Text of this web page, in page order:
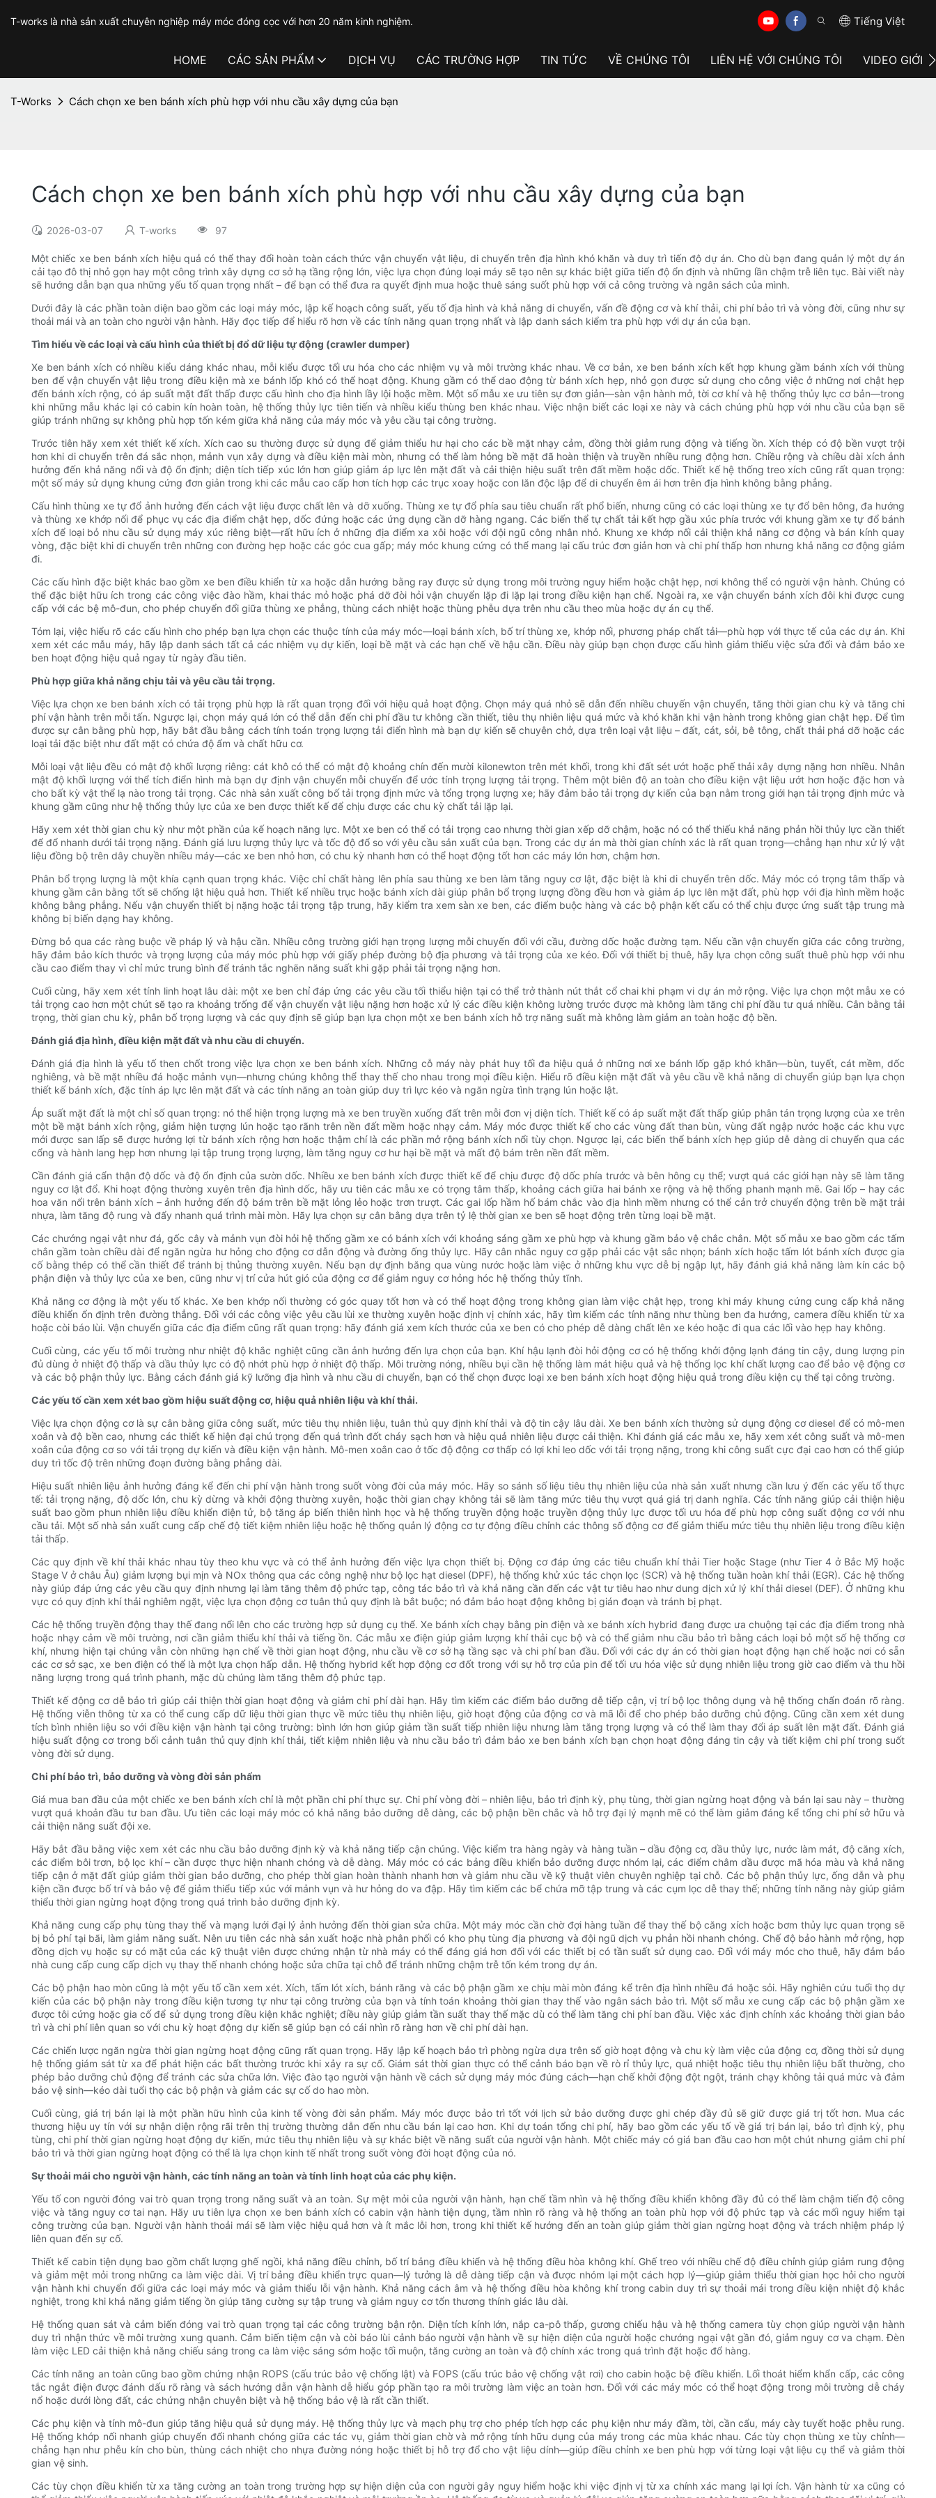
T-works là nhà sản xuất chuyên nghiệp máy móc đóng cọc với hơn 20 năm kinh nghiệm. Tiếng Việt
HOME CÁC SẢN PHẨM DỊCH VỤ CÁC TRƯỜNG HỢP TIN TỨC VỀ CHÚNG TÔI LIÊN HỆ VỚI CHÚNG TÔI VIDEO GIỚI
T-Works Cách chọn xe ben bánh xích phù hợp với nhu cầu xây dựng của bạn
Cách chọn xe ben bánh xích phù hợp với nhu cầu xây dựng của bạn
2026-03-07 T-works 97
Một chiếc xe ben bánh xích hiệu quả có thể thay đổi hoàn toàn cách thức vận chuyển vật liệu, di chuyển trên địa hình khó khăn và duy trì tiến độ dự án. Cho dù bạn đang quản lý một dự án
cải tạo đô thị nhỏ gọn hay một công trình xây dựng cơ sở hạ tầng rộng lớn, việc lựa chọn đúng loại máy sẽ tạo nên sự khác biệt giữa tiến độ ổn định và những lần chậm trễ liên tục. Bài viết này
sẽ hướng dẫn bạn qua những yếu tố quan trọng nhất – để bạn có thể đưa ra quyết định mua hoặc thuê sáng suốt phù hợp với cả công trường và ngân sách của mình.
Dưới đây là các phần toàn diện bao gồm các loại máy móc, lập kế hoạch công suất, yếu tố địa hình và khả năng di chuyển, vấn đề động cơ và khí thải, chi phí bảo trì và vòng đời, cũng như sự
thoải mái và an toàn cho người vận hành. Hãy đọc tiếp để hiểu rõ hơn về các tính năng quan trọng nhất và lập danh sách kiểm tra phù hợp với dự án của bạn.
Tìm hiểu về các loại và cấu hình của thiết bị đổ dữ liệu tự động (crawler dumper)
Xe ben bánh xích có nhiều kiểu dáng khác nhau, mỗi kiểu được tối ưu hóa cho các nhiệm vụ và môi trường khác nhau. Về cơ bản, xe ben bánh xích kết hợp khung gầm bánh xích với thùng
ben để vận chuyển vật liệu trong điều kiện mà xe bánh lốp khó có thể hoạt động. Khung gầm có thể dao động từ bánh xích hẹp, nhỏ gọn được sử dụng cho công việc ở những nơi chật hẹp
đến bánh xích rộng, có áp suất mặt đất thấp được cấu hình cho địa hình lầy lội hoặc mềm. Một số mẫu xe ưu tiên sự đơn giản—sàn vận hành mở, tời cơ khí và hệ thống thủy lực cơ bản—trong
khi những mẫu khác lại có cabin kín hoàn toàn, hệ thống thủy lực tiên tiến và nhiều kiểu thùng ben khác nhau. Việc nhận biết các loại xe này và cách chúng phù hợp với nhu cầu của bạn sẽ
giúp tránh những sự không phù hợp tốn kém giữa khả năng của máy móc và yêu cầu tại công trường.
Trước tiên hãy xem xét thiết kế xích. Xích cao su thường được sử dụng để giảm thiểu hư hại cho các bề mặt nhạy cảm, đồng thời giảm rung động và tiếng ồn. Xích thép có độ bền vượt trội
hơn khi di chuyển trên đá sắc nhọn, mảnh vụn xây dựng và điều kiện mài mòn, nhưng có thể làm hỏng bề mặt đã hoàn thiện và truyền nhiều rung động hơn. Chiều rộng và chiều dài xích ảnh
hưởng đến khả năng nổi và độ ổn định; diện tích tiếp xúc lớn hơn giúp giảm áp lực lên mặt đất và cải thiện hiệu suất trên đất mềm hoặc dốc. Thiết kế hệ thống treo xích cũng rất quan trọng:
một số máy sử dụng khung cứng đơn giản trong khi các mẫu cao cấp hơn tích hợp các trục xoay hoặc con lăn độc lập để di chuyển êm ái hơn trên địa hình không bằng phẳng.
Cấu hình thùng xe tự đổ ảnh hưởng đến cách vật liệu được chất lên và dỡ xuống. Thùng xe tự đổ phía sau tiêu chuẩn rất phổ biến, nhưng cũng có các loại thùng xe tự đổ bên hông, đa hướng
và thùng xe khớp nối để phục vụ các địa điểm chật hẹp, dốc đứng hoặc các ứng dụng cần dỡ hàng ngang. Các biến thể tự chất tải kết hợp gầu xúc phía trước với khung gầm xe tự đổ bánh
xích để loại bỏ nhu cầu sử dụng máy xúc riêng biệt—rất hữu ích ở những địa điểm xa xôi hoặc với đội ngũ công nhân nhỏ. Khung xe khớp nối cải thiện khả năng cơ động và bán kính quay
vòng, đặc biệt khi di chuyển trên những con đường hẹp hoặc các góc cua gấp; máy móc khung cứng có thể mang lại cấu trúc đơn giản hơn và chi phí thấp hơn nhưng khả năng cơ động giảm
đi.
Các cấu hình đặc biệt khác bao gồm xe ben điều khiển từ xa hoặc dẫn hướng bằng ray được sử dụng trong môi trường nguy hiểm hoặc chật hẹp, nơi không thể có người vận hành. Chúng có
thể đặc biệt hữu ích trong các công việc đào hầm, khai thác mỏ hoặc phá dỡ đòi hỏi vận chuyển lặp đi lặp lại trong điều kiện hạn chế. Ngoài ra, xe vận chuyển bánh xích đôi khi được cung
cấp với các bệ mô-đun, cho phép chuyển đổi giữa thùng xe phẳng, thùng cách nhiệt hoặc thùng phễu dựa trên nhu cầu theo mùa hoặc dự án cụ thể.
Tóm lại, việc hiểu rõ các cấu hình cho phép bạn lựa chọn các thuộc tính của máy móc—loại bánh xích, bố trí thùng xe, khớp nối, phương pháp chất tải—phù hợp với thực tế của các dự án. Khi
xem xét các mẫu máy, hãy lập danh sách tất cả các nhiệm vụ dự kiến, loại bề mặt và các hạn chế về hậu cần. Điều này giúp bạn chọn được cấu hình giảm thiểu việc sửa đổi và đảm bảo xe
ben hoạt động hiệu quả ngay từ ngày đầu tiên.
Phù hợp giữa khả năng chịu tải và yêu cầu tải trọng.
Việc lựa chọn xe ben bánh xích có tải trọng phù hợp là rất quan trọng đối với hiệu quả hoạt động. Chọn máy quá nhỏ sẽ dẫn đến nhiều chuyến vận chuyển, tăng thời gian chu kỳ và tăng chi
phí vận hành trên mỗi tấn. Ngược lại, chọn máy quá lớn có thể dẫn đến chi phí đầu tư không cần thiết, tiêu thụ nhiên liệu quá mức và khó khăn khi vận hành trong không gian chật hẹp. Để tìm
được sự cân bằng phù hợp, hãy bắt đầu bằng cách tính toán trọng lượng tải điển hình mà bạn dự kiến ​​sẽ chuyên chở, dựa trên loại vật liệu – đất, cát, sỏi, bê tông, chất thải phá dỡ hoặc các
loại tải đặc biệt như đất mặt có chứa độ ẩm và chất hữu cơ.
Mỗi loại vật liệu đều có mật độ khối lượng riêng: cát khô có thể có mật độ khoảng chín đến mười kilonewton trên mét khối, trong khi đất sét ướt hoặc phế thải xây dựng nặng hơn nhiều. Nhân
mật độ khối lượng với thể tích điển hình mà bạn dự định vận chuyển mỗi chuyến để ước tính trọng lượng tải trọng. Thêm một biên độ an toàn cho điều kiện vật liệu ướt hơn hoặc đặc hơn và
cho bất kỳ vật thể lạ nào trong tải trọng. Các nhà sản xuất công bố tải trọng định mức và tổng trọng lượng xe; hãy đảm bảo tải trọng dự kiến ​​của bạn nằm trong giới hạn tải trọng định mức và
khung gầm cũng như hệ thống thủy lực của xe ben được thiết kế để chịu được các chu kỳ chất tải lặp lại.
Hãy xem xét thời gian chu kỳ như một phần của kế hoạch năng lực. Một xe ben có thể có tải trọng cao nhưng thời gian xếp dỡ chậm, hoặc nó có thể thiếu khả năng phản hồi thủy lực cần thiết
để đổ nhanh dưới tải trọng nặng. Đánh giá lưu lượng thủy lực và tốc độ đổ so với yêu cầu sản xuất của bạn. Trong các dự án mà thời gian chính xác là rất quan trọng—chẳng hạn như xử lý vật
liệu đồng bộ trên dây chuyền nhiều máy—các xe ben nhỏ hơn, có chu kỳ nhanh hơn có thể hoạt động tốt hơn các máy lớn hơn, chậm hơn.
Phân bổ trọng lượng là một khía cạnh quan trọng khác. Việc chỉ chất hàng lên phía sau thùng xe ben làm tăng nguy cơ lật, đặc biệt là khi di chuyển trên dốc. Máy móc có trọng tâm thấp và
khung gầm cân bằng tốt sẽ chống lật hiệu quả hơn. Thiết kế nhiều trục hoặc bánh xích dài giúp phân bổ trọng lượng đồng đều hơn và giảm áp lực lên mặt đất, phù hợp với địa hình mềm hoặc
không bằng phẳng. Nếu vận chuyển thiết bị nặng hoặc tải trọng tập trung, hãy kiểm tra xem sàn xe ben, các điểm buộc hàng và các bộ phận kết cấu có thể chịu được ứng suất tập trung mà
không bị biến dạng hay không.
Đừng bỏ qua các ràng buộc về pháp lý và hậu cần. Nhiều công trường giới hạn trọng lượng mỗi chuyến đối với cầu, đường dốc hoặc đường tạm. Nếu cần vận chuyển giữa các công trường,
hãy đảm bảo kích thước và trọng lượng của máy móc phù hợp với giấy phép đường bộ địa phương và tải trọng của xe kéo. Đối với thiết bị thuê, hãy lựa chọn công suất thuê phù hợp với nhu
cầu cao điểm thay vì chỉ mức trung bình để tránh tắc nghẽn năng suất khi gặp phải tải trọng nặng hơn.
Cuối cùng, hãy xem xét tính linh hoạt lâu dài: một xe ben chỉ đáp ứng các yêu cầu tối thiểu hiện tại có thể trở thành nút thắt cổ chai khi phạm vi dự án mở rộng. Việc lựa chọn một mẫu xe có
tải trọng cao hơn một chút sẽ tạo ra khoảng trống để vận chuyển vật liệu nặng hơn hoặc xử lý các điều kiện không lường trước được mà không làm tăng chi phí đầu tư quá nhiều. Cân bằng tải
trọng, thời gian chu kỳ, phân bố trọng lượng và các quy định sẽ giúp bạn lựa chọn một xe ben bánh xích hỗ trợ năng suất mà không làm giảm an toàn hoặc độ bền.
Đánh giá địa hình, điều kiện mặt đất và nhu cầu di chuyển.
Đánh giá địa hình là yếu tố then chốt trong việc lựa chọn xe ben bánh xích. Những cỗ máy này phát huy tối đa hiệu quả ở những nơi xe bánh lốp gặp khó khăn—bùn, tuyết, cát mềm, dốc
nghiêng, và bề mặt nhiều đá hoặc mảnh vụn—nhưng chúng không thể thay thế cho nhau trong mọi điều kiện. Hiểu rõ điều kiện mặt đất và yêu cầu về khả năng di chuyển giúp bạn lựa chọn
thiết kế bánh xích, đặc tính áp lực lên mặt đất và các tính năng an toàn giúp duy trì lực kéo và ngăn ngừa tình trạng lún hoặc lật.
Áp suất mặt đất là một chỉ số quan trọng: nó thể hiện trọng lượng mà xe ben truyền xuống đất trên mỗi đơn vị diện tích. Thiết kế có áp suất mặt đất thấp giúp phân tán trọng lượng của xe trên
một bề mặt bánh xích rộng, giảm hiện tượng lún hoặc tạo rãnh trên nền đất mềm hoặc nhạy cảm. Máy móc được thiết kế cho các vùng đất than bùn, vùng đất ngập nước hoặc các khu vực
mới được san lấp sẽ được hưởng lợi từ bánh xích rộng hơn hoặc thậm chí là các phần mở rộng bánh xích nổi tùy chọn. Ngược lại, các biến thể bánh xích hẹp giúp dễ dàng di chuyển qua các
cổng và hành lang hẹp hơn nhưng lại tập trung trọng lượng, làm tăng nguy cơ hư hại bề mặt và mất độ bám trên nền đất mềm.
Cần đánh giá cẩn thận độ dốc và độ ổn định của sườn dốc. Nhiều xe ben bánh xích được thiết kế để chịu được độ dốc phía trước và bên hông cụ thể; vượt quá các giới hạn này sẽ làm tăng
nguy cơ lật đổ. Khi hoạt động thường xuyên trên địa hình dốc, hãy ưu tiên các mẫu xe có trọng tâm thấp, khoảng cách giữa hai bánh xe rộng và hệ thống phanh mạnh mẽ. Gai lốp – hay các
hoa văn nổi trên bánh xích – ảnh hưởng đến độ bám trên bề mặt lỏng lẻo hoặc trơn trượt. Các gai lốp hầm hố bám chắc vào địa hình mềm nhưng có thể cản trở chuyển động trên bề mặt trải
nhựa, làm tăng độ rung và đẩy nhanh quá trình mài mòn. Hãy lựa chọn sự cân bằng dựa trên tỷ lệ thời gian xe ben sẽ hoạt động trên từng loại bề mặt.
Các chướng ngại vật như đá, gốc cây và mảnh vụn đòi hỏi hệ thống gầm xe có bánh xích với khoảng sáng gầm xe phù hợp và khung gầm bảo vệ chắc chắn. Một số mẫu xe bao gồm các tấm
chắn gầm toàn chiều dài để ngăn ngừa hư hỏng cho động cơ dẫn động và đường ống thủy lực. Hãy cân nhắc nguy cơ gặp phải các vật sắc nhọn; bánh xích hoặc tấm lót bánh xích được gia
cố bằng thép có thể cần thiết để tránh bị thủng thường xuyên. Nếu bạn dự định băng qua vùng nước hoặc làm việc ở những khu vực dễ bị ngập lụt, hãy đánh giá khả năng làm kín các bộ
phận điện và thủy lực của xe ben, cũng như vị trí cửa hút gió của động cơ để giảm nguy cơ hỏng hóc hệ thống thủy tĩnh.
Khả năng cơ động là một yếu tố khác. Xe ben khớp nối thường có góc quay tốt hơn và có thể hoạt động trong không gian làm việc chật hẹp, trong khi máy khung cứng cung cấp khả năng
điều khiển ổn định trên đường thẳng. Đối với các công việc yêu cầu lùi xe thường xuyên hoặc định vị chính xác, hãy tìm kiếm các tính năng như thùng ben đa hướng, camera điều khiển từ xa
hoặc còi báo lùi. Vận chuyển giữa các địa điểm cũng rất quan trọng: hãy đánh giá xem kích thước của xe ben có cho phép dễ dàng chất lên xe kéo hoặc đi qua các lối vào hẹp hay không.
Cuối cùng, các yếu tố môi trường như nhiệt độ khắc nghiệt cũng cần ảnh hưởng đến lựa chọn của bạn. Khí hậu lạnh đòi hỏi động cơ có hệ thống khởi động lạnh đáng tin cậy, dung lượng pin
đủ dùng ở nhiệt độ thấp và dầu thủy lực có độ nhớt phù hợp ở nhiệt độ thấp. Môi trường nóng, nhiều bụi cần hệ thống làm mát hiệu quả và hệ thống lọc khí chất lượng cao để bảo vệ động cơ
và các bộ phận thủy lực. Bằng cách đánh giá kỹ lưỡng địa hình và nhu cầu di chuyển, bạn có thể chọn được loại xe ben bánh xích hoạt động hiệu quả trong điều kiện cụ thể tại công trường.
Các yếu tố cần xem xét bao gồm hiệu suất động cơ, hiệu quả nhiên liệu và khí thải.
Việc lựa chọn động cơ là sự cân bằng giữa công suất, mức tiêu thụ nhiên liệu, tuân thủ quy định khí thải và độ tin cậy lâu dài. Xe ben bánh xích thường sử dụng động cơ diesel để có mô-men
xoắn và độ bền cao, nhưng các thiết kế hiện đại chú trọng đến quá trình đốt cháy sạch hơn và hiệu quả nhiên liệu được cải thiện. Khi đánh giá các mẫu xe, hãy xem xét công suất và mô-men
xoắn của động cơ so với tải trọng dự kiến ​​và điều kiện vận hành. Mô-men xoắn cao ở tốc độ động cơ thấp có lợi khi leo dốc với tải trọng nặng, trong khi công suất cực đại cao hơn có thể giúp
duy trì tốc độ trên những đoạn đường bằng phẳng dài.
Hiệu suất nhiên liệu ảnh hưởng đáng kể đến chi phí vận hành trong suốt vòng đời của máy móc. Hãy so sánh số liệu tiêu thụ nhiên liệu của nhà sản xuất nhưng cần lưu ý đến các yếu tố thực
tế: tải trọng nặng, độ dốc lớn, chu kỳ dừng và khởi động thường xuyên, hoặc thời gian chạy không tải sẽ làm tăng mức tiêu thụ vượt quá giá trị danh nghĩa. Các tính năng giúp cải thiện hiệu
suất bao gồm phun nhiên liệu điều khiển điện tử, bộ tăng áp biến thiên hình học và hệ thống truyền động hoặc truyền động thủy lực được tối ưu hóa để phù hợp công suất động cơ với nhu
cầu tải. Một số nhà sản xuất cung cấp chế độ tiết kiệm nhiên liệu hoặc hệ thống quản lý động cơ tự động điều chỉnh các thông số động cơ để giảm thiểu mức tiêu thụ nhiên liệu trong điều kiện
tải thấp.
Các quy định về khí thải khác nhau tùy theo khu vực và có thể ảnh hưởng đến việc lựa chọn thiết bị. Động cơ đáp ứng các tiêu chuẩn khí thải Tier hoặc Stage (như Tier 4 ở Bắc Mỹ hoặc
Stage V ở châu Âu) giảm lượng bụi mịn và NOx thông qua các công nghệ như bộ lọc hạt diesel (DPF), hệ thống khử xúc tác chọn lọc (SCR) và hệ thống tuần hoàn khí thải (EGR). Các hệ thống
này giúp đáp ứng các yêu cầu quy định nhưng lại làm tăng thêm độ phức tạp, công tác bảo trì và khả năng cần đến các vật tư tiêu hao như dung dịch xử lý khí thải diesel (DEF). Ở những khu
vực có quy định khí thải nghiêm ngặt, việc lựa chọn động cơ tuân thủ quy định là bắt buộc; nó đảm bảo hoạt động không bị gián đoạn và tránh bị phạt.
Các hệ thống truyền động thay thế đang nổi lên cho các trường hợp sử dụng cụ thể. Xe bánh xích chạy bằng pin điện và xe bánh xích hybrid đang được ưa chuộng tại các địa điểm trong nhà
hoặc nhạy cảm về môi trường, nơi cần giảm thiểu khí thải và tiếng ồn. Các mẫu xe điện giúp giảm lượng khí thải cục bộ và có thể giảm nhu cầu bảo trì bằng cách loại bỏ một số hệ thống cơ
khí, nhưng hiện tại chúng vẫn còn những hạn chế về thời gian hoạt động, nhu cầu về cơ sở hạ tầng sạc và chi phí ban đầu. Đối với các dự án có thời gian hoạt động hạn chế hoặc nơi có sẵn
các cơ sở sạc, xe ben điện có thể là một lựa chọn hấp dẫn. Hệ thống hybrid kết hợp động cơ đốt trong với sự hỗ trợ của pin để tối ưu hóa việc sử dụng nhiên liệu trong giờ cao điểm và thu hồi
năng lượng trong quá trình phanh, mặc dù chúng làm tăng thêm độ phức tạp.
Thiết kế động cơ dễ bảo trì giúp cải thiện thời gian hoạt động và giảm chi phí dài hạn. Hãy tìm kiếm các điểm bảo dưỡng dễ tiếp cận, vị trí bộ lọc thông dụng và hệ thống chẩn đoán rõ ràng.
Hệ thống viễn thông từ xa có thể cung cấp dữ liệu thời gian thực về mức tiêu thụ nhiên liệu, giờ hoạt động của động cơ và mã lỗi để cho phép bảo dưỡng chủ động. Cũng cần xem xét dung
tích bình nhiên liệu so với điều kiện vận hành tại công trường: bình lớn hơn giúp giảm tần suất tiếp nhiên liệu nhưng làm tăng trọng lượng và có thể làm thay đổi áp suất lên mặt đất. Đánh giá
hiệu suất động cơ trong bối cảnh tuân thủ quy định khí thải, tiết kiệm nhiên liệu và nhu cầu bảo trì đảm bảo xe ben bánh xích bạn chọn hoạt động đáng tin cậy và tiết kiệm chi phí trong suốt
vòng đời sử dụng.
Chi phí bảo trì, bảo dưỡng và vòng đời sản phẩm
Giá mua ban đầu của một chiếc xe ben bánh xích chỉ là một phần chi phí thực sự. Chi phí vòng đời – nhiên liệu, bảo trì định kỳ, phụ tùng, thời gian ngừng hoạt động và bán lại sau này – thường
vượt quá khoản đầu tư ban đầu. Ưu tiên các loại máy móc có khả năng bảo dưỡng dễ dàng, các bộ phận bền chắc và hỗ trợ đại lý mạnh mẽ có thể làm giảm đáng kể tổng chi phí sở hữu và
cải thiện năng suất đội xe.
Hãy bắt đầu bằng việc xem xét các nhu cầu bảo dưỡng định kỳ và khả năng tiếp cận chúng. Việc kiểm tra hàng ngày và hàng tuần – dầu động cơ, dầu thủy lực, nước làm mát, độ căng xích,
các điểm bôi trơn, bộ lọc khí – cần được thực hiện nhanh chóng và dễ dàng. Máy móc có các bảng điều khiển bảo dưỡng được nhóm lại, các điểm châm dầu được mã hóa màu và khả năng
tiếp cận ở mặt đất giúp giảm thời gian bảo dưỡng, cho phép thời gian hoàn thành nhanh hơn và giảm nhu cầu về kỹ thuật viên chuyên nghiệp tại chỗ. Các bộ phận thủy lực, ống dẫn và phụ
kiện cần được bố trí và bảo vệ để giảm thiểu tiếp xúc với mảnh vụn và hư hỏng do va đập. Hãy tìm kiếm các bể chứa mỡ tập trung và các cụm lọc dễ thay thế; những tính năng này giúp giảm
thiểu thời gian ngừng hoạt động trong quá trình bảo dưỡng định kỳ.
Khả năng cung cấp phụ tùng thay thế và mạng lưới đại lý ảnh hưởng đến thời gian sửa chữa. Một máy móc cần chờ đợi hàng tuần để thay thế bộ căng xích hoặc bơm thủy lực quan trọng sẽ
bị bỏ phí tại bãi, làm giảm năng suất. Nên ưu tiên các nhà sản xuất hoặc nhà phân phối có kho phụ tùng địa phương và đội ngũ dịch vụ phản hồi nhanh chóng. Chế độ bảo hành mở rộng, hợp
đồng dịch vụ hoặc sự có mặt của các kỹ thuật viên được chứng nhận từ nhà máy có thể đáng giá hơn đối với các thiết bị có tần suất sử dụng cao. Đối với máy móc cho thuê, hãy đảm bảo
nhà cung cấp cung cấp dịch vụ thay thế nhanh chóng hoặc sửa chữa tại chỗ để tránh những chậm trễ tốn kém trong dự án.
Các bộ phận hao mòn cũng là một yếu tố cần xem xét. Xích, tấm lót xích, bánh răng và các bộ phận gầm xe chịu mài mòn đáng kể trên địa hình nhiều đá hoặc sỏi. Hãy nghiên cứu tuổi thọ dự
kiến ​​của các bộ phận này trong điều kiện tương tự như tại công trường của bạn và tính toán khoảng thời gian thay thế vào ngân sách bảo trì. Một số mẫu xe cung cấp các bộ phận gầm xe
được tôi cứng hoặc gia cố để sử dụng trong điều kiện khắc nghiệt; điều này giúp giảm tần suất thay thế mặc dù có thể làm tăng chi phí ban đầu. Việc xác định chính xác khoảng thời gian bảo
trì và chi phí liên quan so với chu kỳ hoạt động dự kiến ​​sẽ giúp bạn có cái nhìn rõ ràng hơn về chi phí dài hạn.
Các chiến lược ngăn ngừa thời gian ngừng hoạt động cũng rất quan trọng. Hãy lập kế hoạch bảo trì phòng ngừa dựa trên số giờ hoạt động và chu kỳ làm việc của động cơ, đồng thời sử dụng
hệ thống giám sát từ xa để phát hiện các bất thường trước khi xảy ra sự cố. Giám sát thời gian thực có thể cảnh báo bạn về rò rỉ thủy lực, quá nhiệt hoặc tiêu thụ nhiên liệu bất thường, cho
phép bảo dưỡng chủ động để tránh các sửa chữa lớn. Việc đào tạo người vận hành về cách sử dụng máy móc đúng cách—hạn chế khởi động đột ngột, tránh chạy không tải quá mức và đảm
bảo vệ sinh—kéo dài tuổi thọ các bộ phận và giảm các sự cố do hao mòn.
Cuối cùng, giá trị bán lại là một phần hữu hình của kinh tế vòng đời sản phẩm. Máy móc được bảo trì tốt với lịch sử bảo dưỡng được ghi chép đầy đủ sẽ giữ được giá trị tốt hơn. Mua các
thương hiệu uy tín với sự nhận diện rộng rãi trên thị trường thường dẫn đến nhu cầu bán lại cao hơn. Khi dự toán tổng chi phí, hãy bao gồm các yếu tố về giá trị bán lại, bảo trì định kỳ, phụ
tùng, chi phí thời gian ngừng hoạt động dự kiến, mức tiêu thụ nhiên liệu và sự khác biệt về năng suất của người vận hành. Một chiếc máy có giá ban đầu cao hơn một chút nhưng giảm chi phí
bảo trì và thời gian ngừng hoạt động có thể là lựa chọn kinh tế nhất trong suốt vòng đời hoạt động của nó.
Sự thoải mái cho người vận hành, các tính năng an toàn và tính linh hoạt của các phụ kiện.
Yếu tố con người đóng vai trò quan trọng trong năng suất và an toàn. Sự mệt mỏi của người vận hành, hạn chế tầm nhìn và hệ thống điều khiển không đầy đủ có thể làm chậm tiến độ công
việc và tăng nguy cơ tai nạn. Hãy ưu tiên lựa chọn xe ben bánh xích có cabin vận hành tiện dụng, tầm nhìn rõ ràng và hệ thống an toàn phù hợp với độ phức tạp và các mối nguy hiểm tại
công trường của bạn. Người vận hành thoải mái sẽ làm việc hiệu quả hơn và ít mắc lỗi hơn, trong khi thiết kế hướng đến an toàn giúp giảm thời gian ngừng hoạt động và trách nhiệm pháp lý
liên quan đến sự cố.
Thiết kế cabin tiện dụng bao gồm chất lượng ghế ngồi, khả năng điều chỉnh, bố trí bảng điều khiển và hệ thống điều hòa không khí. Ghế treo với nhiều chế độ điều chỉnh giúp giảm rung động
và giảm mệt mỏi trong những ca làm việc dài. Vị trí bảng điều khiển trực quan—lý tưởng là dễ dàng tiếp cận và được nhóm lại một cách hợp lý—giúp giảm thiểu thời gian học hỏi cho người
vận hành khi chuyển đổi giữa các loại máy móc và giảm thiểu lỗi vận hành. Khả năng cách âm và hệ thống điều hòa không khí trong cabin duy trì sự thoải mái trong điều kiện nhiệt độ khắc
nghiệt, trong khi khả năng giảm tiếng ồn giúp tăng cường sự tập trung và giảm nguy cơ tổn thương thính giác lâu dài.
Hệ thống quan sát và cảm biến đóng vai trò quan trọng tại các công trường bận rộn. Diện tích kính lớn, nắp ca-pô thấp, gương chiếu hậu và hệ thống camera tùy chọn giúp người vận hành
duy trì nhận thức về môi trường xung quanh. Cảm biến tiệm cận và còi báo lùi cảnh báo người vận hành về sự hiện diện của người hoặc chướng ngại vật gần đó, giảm nguy cơ va chạm. Đèn
làm việc LED cải thiện khả năng chiếu sáng trong ca làm việc sáng sớm hoặc tối muộn, tăng cường an toàn và độ chính xác trong quá trình đặt hoặc đổ hàng.
Các tính năng an toàn cũng bao gồm chứng nhận ROPS (cấu trúc bảo vệ chống lật) và FOPS (cấu trúc bảo vệ chống vật rơi) cho cabin hoặc bệ điều khiển. Lối thoát hiểm khẩn cấp, các công
tắc ngắt điện được đánh dấu rõ ràng và sách hướng dẫn vận hành dễ hiểu góp phần tạo ra môi trường làm việc an toàn hơn. Đối với các máy móc có thể hoạt động trong môi trường dễ cháy
nổ hoặc dưới lòng đất, các chứng nhận chuyên biệt và hệ thống bảo vệ là rất cần thiết.
Các phụ kiện và tính mô-đun giúp tăng hiệu quả sử dụng máy. Hệ thống thủy lực và mạch phụ trợ cho phép tích hợp các phụ kiện như máy đầm, tời, cần cẩu, máy cày tuyết hoặc phễu rung.
Hệ thống khớp nối nhanh giúp chuyển đổi nhanh chóng giữa các tác vụ, giảm thời gian chờ và mở rộng tính hữu dụng của máy trong các mùa khác nhau. Các tùy chọn thùng xe tùy chỉnh—
chẳng hạn như phễu kín cho bùn, thùng cách nhiệt cho nhựa đường nóng hoặc thiết bị hỗ trợ đổ cho vật liệu dính—giúp điều chỉnh xe ben phù hợp với từng loại vật liệu cụ thể và giảm thời
gian vệ sinh.
Các tùy chọn điều khiển từ xa tăng cường an toàn trong trường hợp sự hiện diện của con người gây nguy hiểm hoặc khi việc định vị từ xa chính xác mang lại lợi ích. Vận hành từ xa cũng có